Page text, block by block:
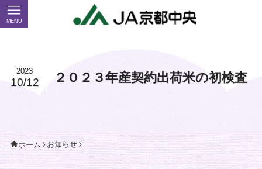
MENU
２０２３年産契約出荷米の初検査
2023
10/12
ホーム お知らせ